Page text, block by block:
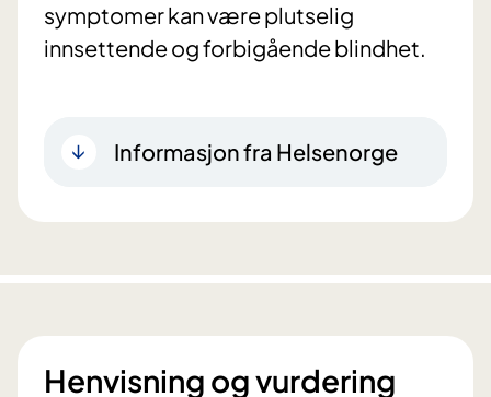
symptomer kan være plutselig
innsettende og forbigående blindhet.
Informasjon fra Helsenorge
Henvisning og vurdering